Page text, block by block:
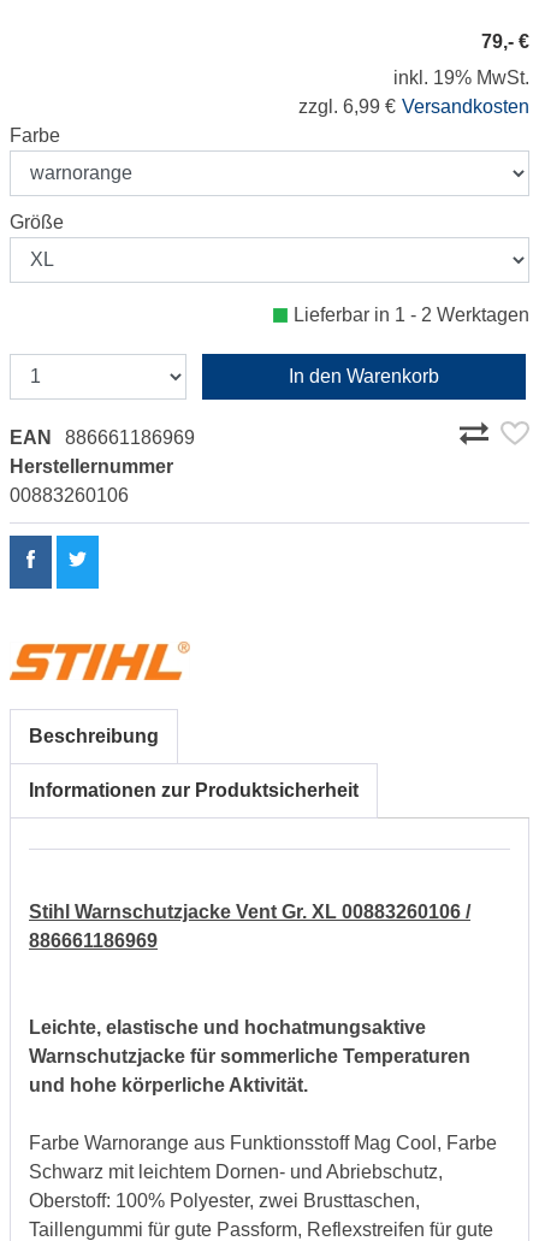
79,- €
inkl. 19% MwSt.
zzgl. 6,99 € Versandkosten
Farbe
Größe
Lieferbar in 1 - 2 Werktagen
In den Warenkorb
EAN
886661186969
Herstellernummer
00883260106
Beschreibung
Informationen zur Produktsicherheit
Stihl Warnschutzjacke Vent Gr. XL 00883260106 /
886661186969
Leichte, elastische und hochatmungsaktive
Warnschutzjacke für sommerliche Temperaturen
und hohe körperliche Aktivität.
Farbe Warnorange aus Funktionsstoff Mag Cool, Farbe
Schwarz mit leichtem Dornen- und Abriebschutz,
Oberstoff: 100% Polyester, zwei Brusttaschen,
Taillengummi für gute Passform, Reflexstreifen für gute